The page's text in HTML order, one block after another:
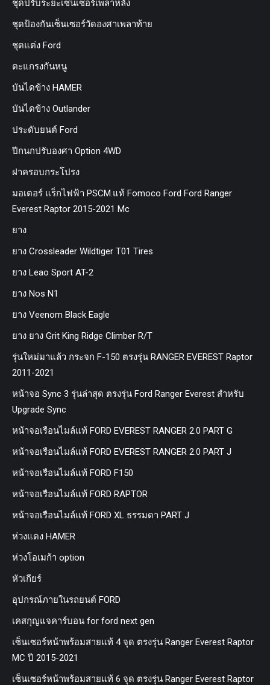
ชุดปรับระยะเซ็นเซอร์เพลาหลัง
ชุดป้องกันเซ็นเซอร์วัดองศาเพลาท้าย
ชุดแต่ง Ford
ตะแกรงกันหนู
บันไดข้าง HAMER
บันไดข้าง Outlander
ประดับยนต์ Ford
ปีกนกปรับองศา Option 4WD
ฝาครอบกระโปรง
มอเตอร์ แร็กไฟฟ้า PSCM.แท้ Fomoco Ford Ford Ranger
Everest Raptor 2015-2021 Mc
ยาง
ยาง Crossleader Wildtiger T01 Tires
ยาง Leao Sport AT-2
ยาง Nos N1
ยาง Veenom Black Eagle
ยาง ยาง Grit King Ridge Climber R/T
รุ่นใหม่มาแล้ว กระจก F-150 ตรงรุ่น RANGER EVEREST Raptor
2011-2021
หน้าจอ Sync 3 รุ่นล่าสุด ตรงรุ่น Ford Ranger Everest สำหรับ
Upgrade Sync
หน้าจอเรือนไมล์แท้ FORD EVEREST RANGER 2.0 PART G
หน้าจอเรือนไมล์แท้ FORD EVEREST RANGER 2.0 PART J
หน้าจอเรือนไมล์แท้ FORD F150
หน้าจอเรือนไมล์แท้ FORD RAPTOR
หน้าจอเรือนไมล์แท้ FORD XL ธรรมดา PART J
ห่วงแดง HAMER
ห่วงโอเมก้า option
หัวเกียร์
อุปกรณ์ภายในรถยนต์ FORD
เคสกุญแจคาร์บอน for ford next gen
เซ็นเซอร์หน้าพร้อมสายแท้ 4 จุด ตรงรุ่น Ranger Everest Raptor
MC ปี 2015-2021
เซ็นเซอร์หน้าพร้อมสายแท้ 6 จุด ตรงรุ่น Ranger Everest Raptor